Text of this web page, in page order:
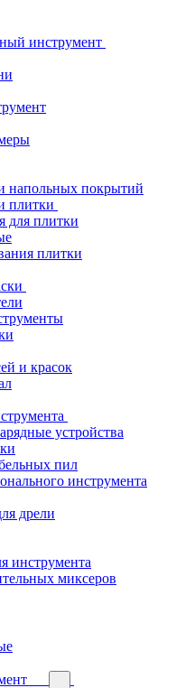
инструмент
напольных покрытий
плитки
для плитки
плитки
и красок
устройства
пил
инструмента
дрели
инструмента
миксеров